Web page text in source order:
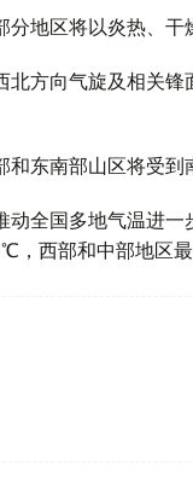
地区将以炎热、干
方向气旋及相关锋
东南部山区将受到
全国多地气温进
西部和中部地区